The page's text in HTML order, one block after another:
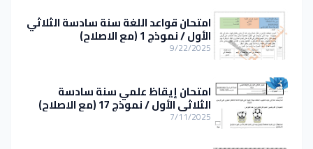
امتحان قواعد اللغة سنة سادسة الثلاثي
الأول / نموذج 1 (مع الاصلاح)
9/22/2025
امتحان إيقاظ علمي سنة سادسة
الثلاثي الأول / نموذج 17 (مع الاصلاح)
7/11/2025